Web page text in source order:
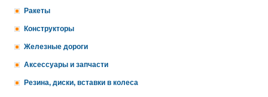
Ракеты
Конструкторы
Железные дороги
Аксессуары и запчасти
Резина, диски, вставки в колеса